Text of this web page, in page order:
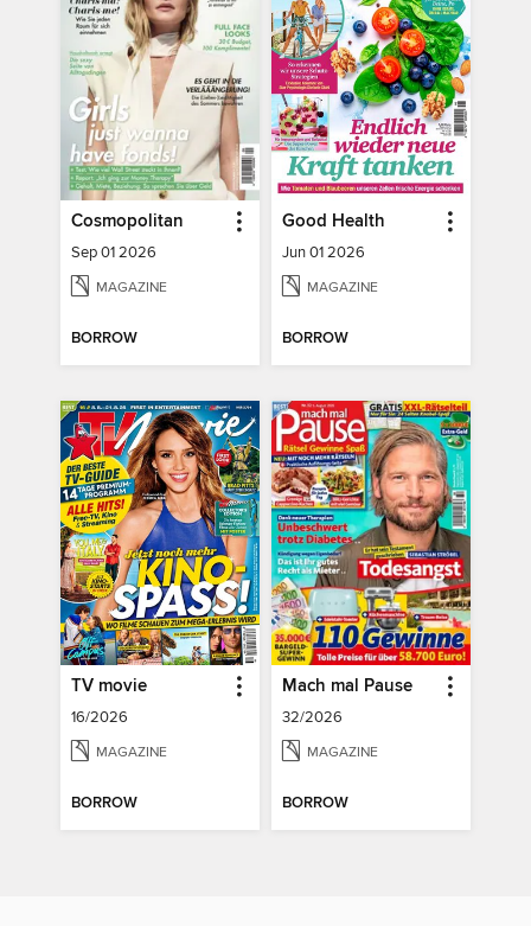
Cosmopolitan
Sep 01 2026
MAGAZINE
BORROW
Good Health
Jun 01 2026
MAGAZINE
BORROW
TV movie
16/2026
MAGAZINE
BORROW
Mach mal Pause
32/2026
MAGAZINE
BORROW